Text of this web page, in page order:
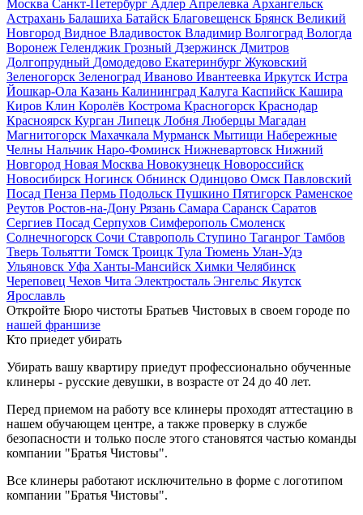
Москва Санкт-Петербург Адлер Апрелевка Архангельск
Астрахань Балашиха Батайск Благовещенск Брянск Великий
Новгород Видное Владивосток Владимир Волгоград Вологда
Воронеж Геленджик Грозный Дзержинск Дмитров
Долгопрудный Домодедово Екатеринбург Жуковский
Зеленогорск Зеленоград Иваново Ивантеевка Иркутск Истра
Йошкар-Ола Казань Калининград Калуга Каспийск Кашира
Киров Клин Королёв Кострома Красногорск Краснодар
Красноярск Курган Липецк Лобня Люберцы Магадан
Магнитогорск Махачкала Мурманск Мытищи Набережные
Челны Нальчик Наро-Фоминск Нижневартовск Нижний
Новгород Новая Москва Новокузнецк Новороссийск
Новосибирск Ногинск Обнинск Одинцово Омск Павловский
Посад Пенза Пермь Подольск Пушкино Пятигорск Раменское
Реутов Ростов-на-Дону Рязань Самара Саранск Саратов
Сергиев Посад Серпухов Симферополь Смоленск
Солнечногорск Сочи Ставрополь Ступино Таганрог Тамбов
Тверь Тольятти Томск Троицк Тула Тюмень Улан-Удэ
Ульяновск Уфа Ханты-Мансийск Химки Челябинск
Череповец Чехов Чита Электросталь Энгельс Якутск
Ярославль
Откройте Бюро чистоты Братьев Чистовых в своем городе по
нашей франшизе
Кто приедет убирать
Убирать вашу квартиру приедут профессионально обученные
клинеры - русские девушки, в возрасте от 24 до 40 лет.
Перед приемом на работу все клинеры проходят аттестацию в
нашем обучающем центре, а также проверку в службе
безопасности и только после этого становятся частью команды
компании "Братья Чистовы".
Все клинеры работают исключительно в форме с логотипом
компании "Братья Чистовы".